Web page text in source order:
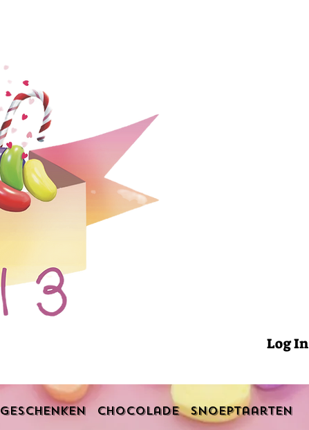
Log In
Geschenken Chocolade Snoeptaarten